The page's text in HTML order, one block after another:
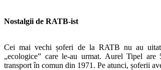
Nostalgii de RATB-ist
Cei mai vechi șoferi de la RATB nu au uitat
„ecologice” care le-au urmat. Aurel Tipel
transport în comun din 1971. Pe atunci, șoferii